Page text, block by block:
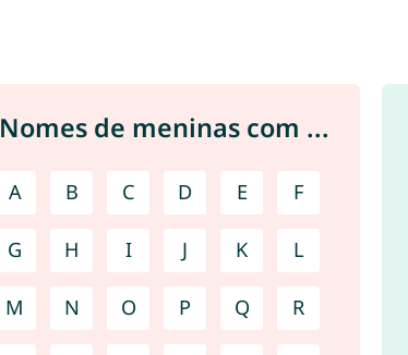
Nomes de meninas com ...
A B C D E F
G H I J K L
M N O P Q R